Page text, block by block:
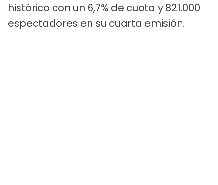
histórico con un 6,7% de cuota y 821.000
espectadores en su cuarta emisión.